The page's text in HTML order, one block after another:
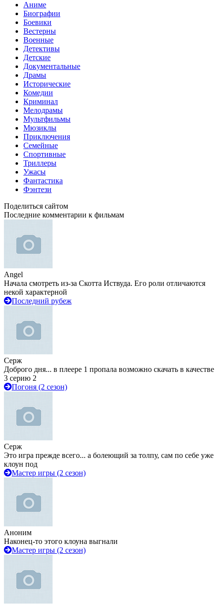
Аниме
Биографии
Боевики
Вестерны
Военные
Детективы
Детские
Документальные
Драмы
Исторические
Комедии
Криминал
Мелодрамы
Мультфильмы
Мюзиклы
Приключения
Семейные
Спортивные
Триллеры
Ужасы
Фантастика
Фэнтези
Поделиться сайтом
Последние комментарии к фильмам
Angel
Начала смотреть из-за Скотта Иствуда. Его роли отличаются
некой характерной
Последний рубеж
Серж
Доброго дня... в плеере 1 пропала возможно скачать в качестве
3 серию 2
Погоня (2 сезон)
Серж
Это игра прежде всего... а болеющий за толпу, сам по себе уже
клоун под
Мастер игры (2 сезон)
Аноним
Наконец-то этого клоуна выгнали
Мастер игры (2 сезон)